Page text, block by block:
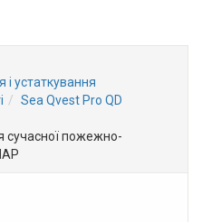
устаткування
Sea Qvest Pro QD
сучасної пожежно-